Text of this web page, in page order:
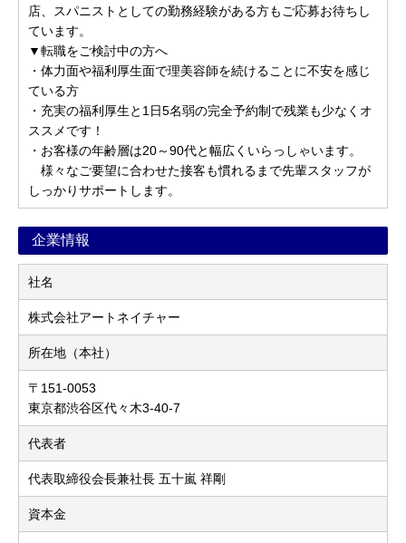
店、スパニストとしての勤務経験がある方もご応募お待ちし
ています。
▼転職をご検討中の方へ
・体力面や福利厚生面で理美容師を続けることに不安を感じ
ている方
・充実の福利厚生と1日5名弱の完全予約制で残業も少なくオ
ススメです！
・お客様の年齢層は20～90代と幅広くいらっしゃいます。
様々なご要望に合わせた接客も慣れるまで先輩スタッフが
しっかりサポートします。
企業情報
社名
株式会社アートネイチャー
所在地（本社）
〒151-0053
東京都渋谷区代々木3-40-7
代表者
代表取締役会長兼社長 五十嵐 祥剛
資本金